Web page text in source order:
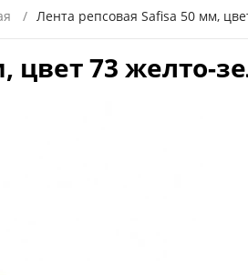
Лента репсовая Safisa 50 мм,
цвет 73 желто-